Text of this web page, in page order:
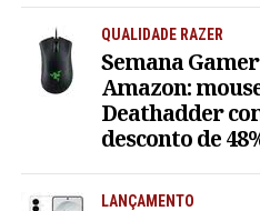
QUALIDADE RAZER
Semana Gamer
Amazon:
Deathadder
desconto de
LANÇAMENTO